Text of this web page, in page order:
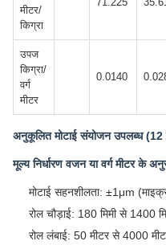
मीटर/
किग्रा
उपज
किग्रा/
वर्ग
मीटर
0.0140
अनुकूलित मोटाई संयोजन उपलब्ध (12
मूल्य निर्धारण वजन या वर्ग मीटर के
मोटाई सहनशीलता: ±1μm
रोल चौड़ाई: 180 मिमी से 1400
रोल लंबाई: 50 मीटर से 4000